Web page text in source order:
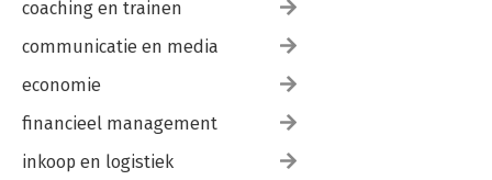
coaching en trainen
communicatie en media
economie
financieel management
inkoop en logistiek